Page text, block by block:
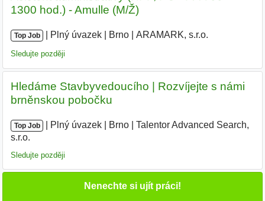
1300 hod.) - Amulle (M/Ž)
Top Job Plný úvazek Brno ARAMARK, s.r.o.
Sledujte později
Hledáme Stavbyvedoucího | Rozvíjejte s námi
brněnskou pobočku
Top Job Plný úvazek Brno
Talentor Advanced Search,
s.r.o.
Sledujte později
Nenechte si ujít práci!